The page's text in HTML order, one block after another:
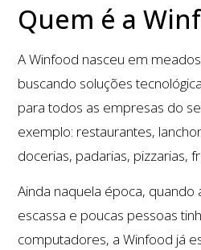
Quem é a
A Winfood nasceu em
buscando soluções
para todos as empresas do
exemplo: restaurantes,
docerias, padarias, pizzarias,
Ainda naquela época, quando
escassa e poucas pessoas
computadores, a Winfood já